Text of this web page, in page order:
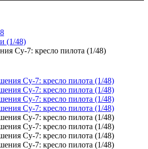
(1/48)
Су-7: кресло пилота (1/48)